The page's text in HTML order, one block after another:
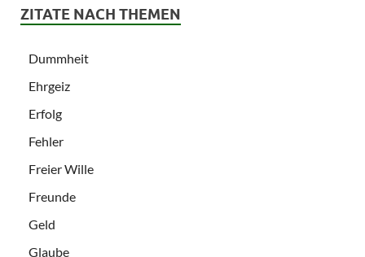
ZITATE NACH THEMEN
Dummheit
Ehrgeiz
Erfolg
Fehler
Freier Wille
Freunde
Geld
Glaube